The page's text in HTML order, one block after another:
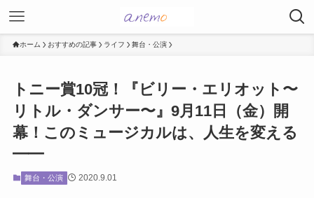
ホーム おすすめの記事 ライフ 舞台・公演
トニー賞10冠！『ビリー・エリオット〜
リトル・ダンサー〜』9月11日（金）開
幕！このミュージカルは、人生を変える
━━
舞台・公演 2020.9.01